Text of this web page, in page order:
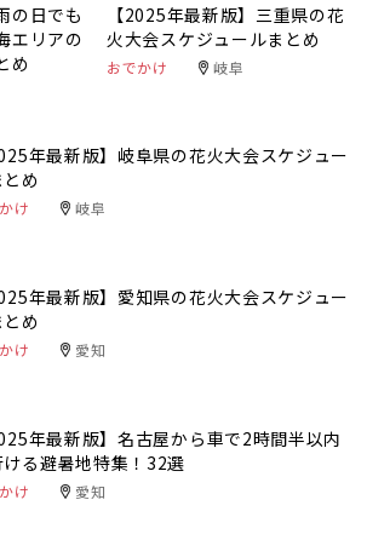
の日でも
エリアの
め
【2025年最新版】三重県の花
火大会スケジュールまとめ
おでかけ 岐阜
年最新版】岐阜県の花火大会スケジュー
め
け 岐阜
年最新版】愛知県の花火大会スケジュー
め
け 愛知
年最新版】名古屋から車で2時間半以内
ける避暑地特集！32選
け 愛知